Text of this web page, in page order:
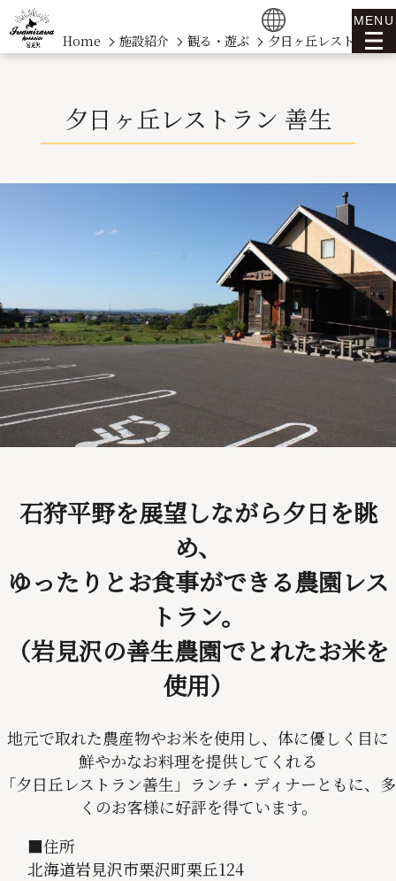
MENU
Home 施設紹介 観る・遊ぶ 夕日ヶ丘レストラン
夕日ヶ丘レストラン 善生
石狩平野を展望しながら夕日を眺
め、
ゆったりとお食事ができる農園レス
トラン。
（岩見沢の善生農園でとれたお米を
使用）
地元で取れた農産物やお米を使用し、体に優しく目に
鮮やかなお料理を提供してくれる
「夕日丘レストラン善生」ランチ・ディナーともに、多
くのお客様に好評を得ています。
■住所
北海道岩見沢市栗沢町栗丘124